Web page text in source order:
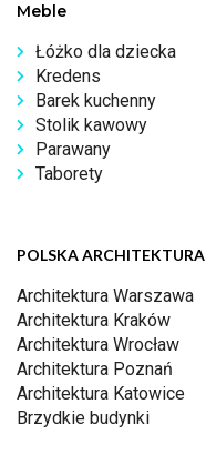
Meble
Łóżko dla dziecka
Kredens
Barek kuchenny
Stolik kawowy
Parawany
Taborety
POLSKA ARCHITEKTURA
Architektura Warszawa
Architektura Kraków
Architektura Wrocław
Architektura Poznań
Architektura Katowice
Brzydkie budynki